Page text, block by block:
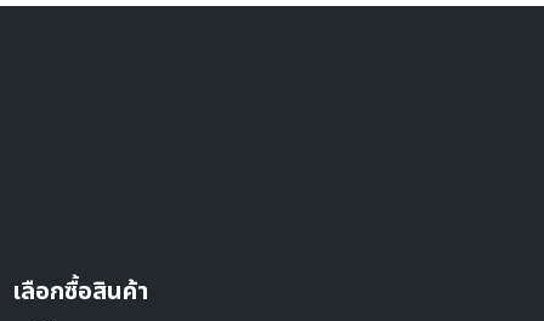
เลือกซื้อสินค้า